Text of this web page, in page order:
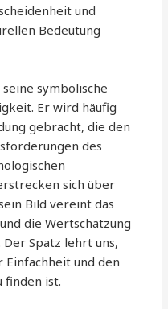
und
Bedeutung
symbolische
Er wird häufig
gebracht, die den
des
sich über
Bild vereint das
die Wertschätzung
Spatz lehrt uns,
Einfachheit und den
finden ist.